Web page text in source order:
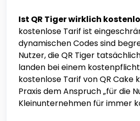
Ist QR Tiger wirklich
kostenlose Tarif ist
dynamischen Codes sind
Nutzer, die QR Tiger
landen bei einem
kostenlose Tarif von QR Cake
Praxis dem Anspruch „für die
Kleinunternehmen für immer